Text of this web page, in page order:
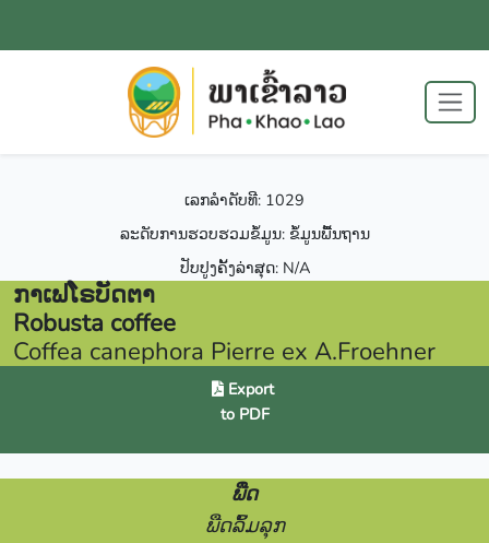
ເລກລຳດັບທີ: 1029
ລະດັບການຮວບຮວມຂໍ້ມູນ: ຂໍ້ມູນພື້ນຖານ
ປັບປູງຄັ້ງລ່າສຸດ: N/A
ກາເຟໂຣບັດຕາ
Robusta coffee
Coffea canephora Pierre ex A.Froehner
Export
to PDF
ພືດ
ພືດລົ້ມລຸກ